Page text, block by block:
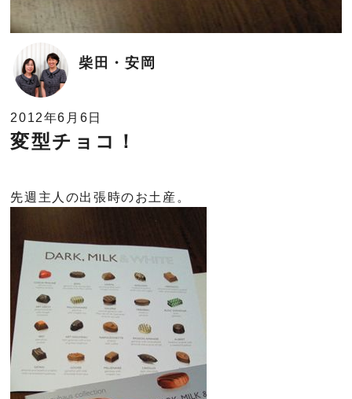
柴田・安岡
2012年6月6日
変型チョコ！
先週主人の出張時のお土産。